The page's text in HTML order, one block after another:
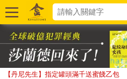
【丹尼先生】指定罐頭滿千送蜜餞乙包